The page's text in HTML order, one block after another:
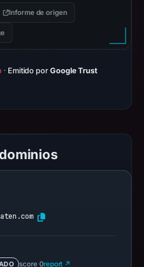
Informe de origen
· Emitido por Google Trust
score 0report ↗